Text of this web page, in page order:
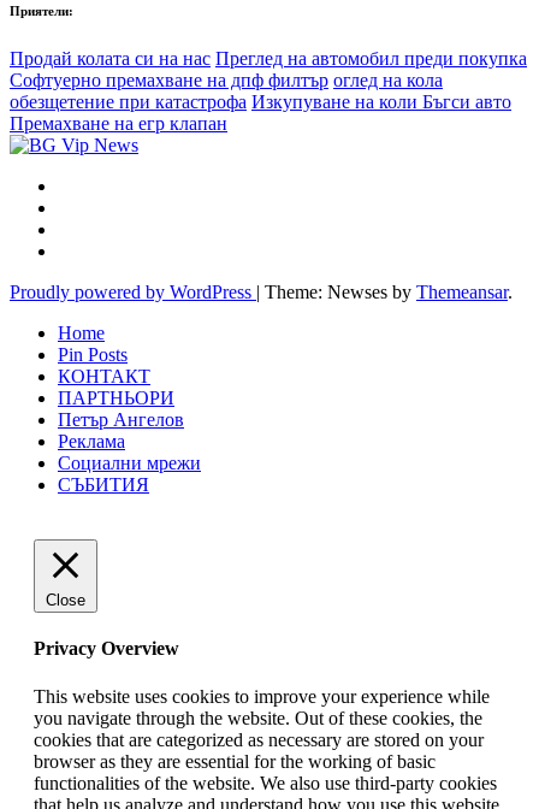
Приятели:
Продай колата си на нас Преглед на автомобил преди покупка
Софтуерно премахване на дпф филтър оглед на кола
обезщетение при катастрофа Изкупуване на коли Бъгси авто
Премахване на егр клапан
Proudly powered by WordPress | Theme: Newses by Themeansar.
Home
Pin Posts
КОНТАКТ
ПАРТНЬОРИ
Петър Ангелов
Реклама
Социални мрежи
СЪБИТИЯ
Close
Privacy Overview
This website uses cookies to improve your experience while
you navigate through the website. Out of these cookies, the
cookies that are categorized as necessary are stored on your
browser as they are essential for the working of basic
functionalities of the website. We also use third-party cookies
that help us analyze and understand how you use this website.